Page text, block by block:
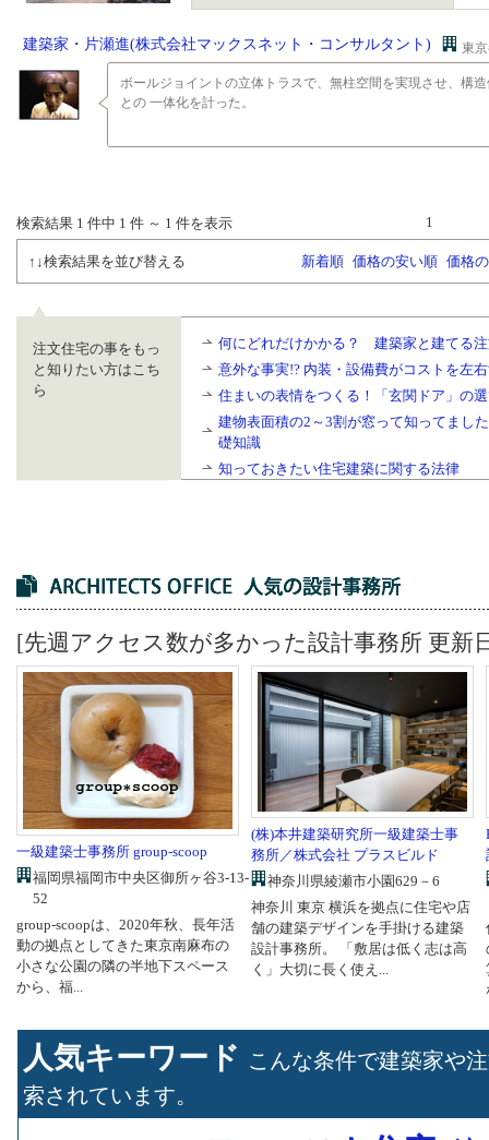
建築家・片瀬進(株式会社マックスネット・コンサルタント) 東
ボールジョイントの立体トラスで、無柱空間を実現させ、構
との 一体化を計った。
1
検索結果 1 件中 1 件 ～ 1 件を表示
↑↓検索結果を並び替える 新着順 価格の安い順 価格
注文住宅の事をもっ
と知りたい方はこち
ら
何にどれだけかかる？ 建築家と建てる
意外な事実!? 内装・設備費がコストを左
住まいの表情をつくる！「玄関ドア」の
建物表面積の2～3割が窓って知ってまし
礎知識
知っておきたい住宅建築に関する法律
[先週アクセス数が多かった設計事務所 更新
一級建築士事務所 group-scoop
福岡県福岡市中央区御所ヶ谷3-13-
52
group-scoopは、2020年秋、長年活
動の拠点としてきた東京南麻布の
小さな公園の隣の半地下スペース
から、福...
(株)本井建築研究所一級建築士事
務所／株式会社 プラスビルド
神奈川県綾瀬市小園629－6
神奈川 東京 横浜を拠点に住宅や店
舗の建築デザインを手掛ける建築
設計事務所。 「敷居は低く志は高
く」大切に長く使え...
人気キーワード こんな条件で建築家や
索されています。